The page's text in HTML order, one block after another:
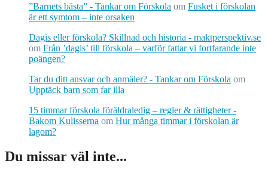
”Barnets bästa” - Tankar om Förskola om Fusket i förskolan
är ett symtom – inte orsaken
Dagis eller förskola? Skillnad och historia - maktperspektiv.se
om Från ’dagis’ till förskola – varför fattar vi fortfarande inte
poängen?
Tar du ditt ansvar och anmäler? - Tankar om Förskola om
Upptäck barn som far illa
15 timmar förskola föräldraledig – regler & rättigheter -
Bakom Kulisserna om Hur många timmar i förskolan är
lagom?
Du missar väl inte...